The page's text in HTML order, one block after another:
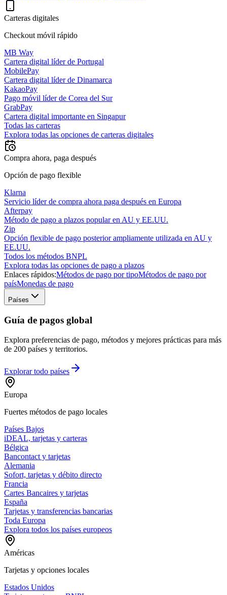
Carteras digitales
Checkout móvil rápido
MB Way
Cartera digital líder de Portugal
MobilePay
Cartera digital líder de Dinamarca
KakaoPay
Pago móvil líder de Corea del Sur
GrabPay
Cartera digital importante en Singapur
Todas las carteras
Explora todas las opciones de carteras digitales
Compra ahora, paga después
Opción de pago flexible
Klarna
Servicio líder de compra ahora paga después en Europa
Afterpay
Método de pago a plazos popular en AU y EE.UU.
Zip
Opción flexible de pago posterior ampliamente utilizada en AU y
EE.UU.
Todos los métodos BNPL
Explora todas las opciones de pago a plazos
Enlaces rápidos:Métodos de pago por tipoMétodos de pago por
paísMonedas de pago
Países
Guía de pagos global
Explora preferencias de pago, métodos y mejores prácticas para más
de 200 países y territorios.
Explorar todo países
Europa
Fuertes métodos de pago locales
Países Bajos
iDEAL, tarjetas y carteras
Bélgica
Bancontact y tarjetas
Alemania
Sofort, tarjetas y débito directo
Francia
Cartes Bancaires y tarjetas
España
Tarjetas y transferencias bancarias
Toda Europa
Explora todos los países europeos
Américas
Tarjetas y opciones locales
Estados Unidos